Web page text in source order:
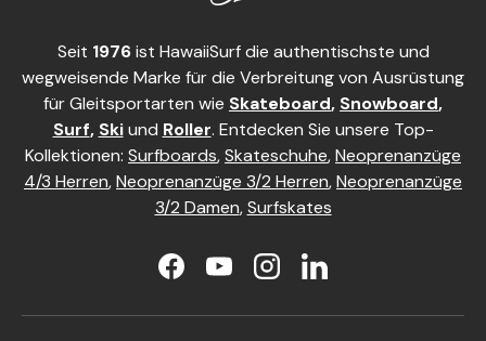
Seit 1976ist HawaiiSurf die authentischste und
wegweisende Marke für die Verbreitung von Ausrüstung
für Gleitsportarten wie Skateboard, Snowboard,
Surf, Skiund Roller. Entdecken Sie unsere Top-
Kollektionen: Surfboards,Skateschuhe,Neoprenanzüge
4/3 Herren,Neoprenanzüge 3/2 Herren,Neoprenanzüge
3/2 Damen,Surfskates
FacebookYouTubeInstagramLinkedIn